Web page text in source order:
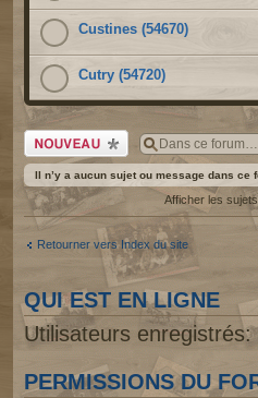
Custines (54670)
Cutry (54720)
Écrire un nouveau
sujet
Il n’y a aucun sujet ou message dans ce
Afficher les
Retourner vers Index du site
QUI EST EN LIGNE
Utilisateurs enregistrés:
PERMISSIONS DU